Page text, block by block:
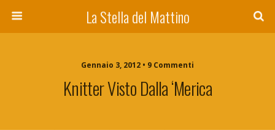
La Stella del Mattino
Gennaio 3, 2012 • 9 Commenti
Knitter Visto Dalla ‘Merica